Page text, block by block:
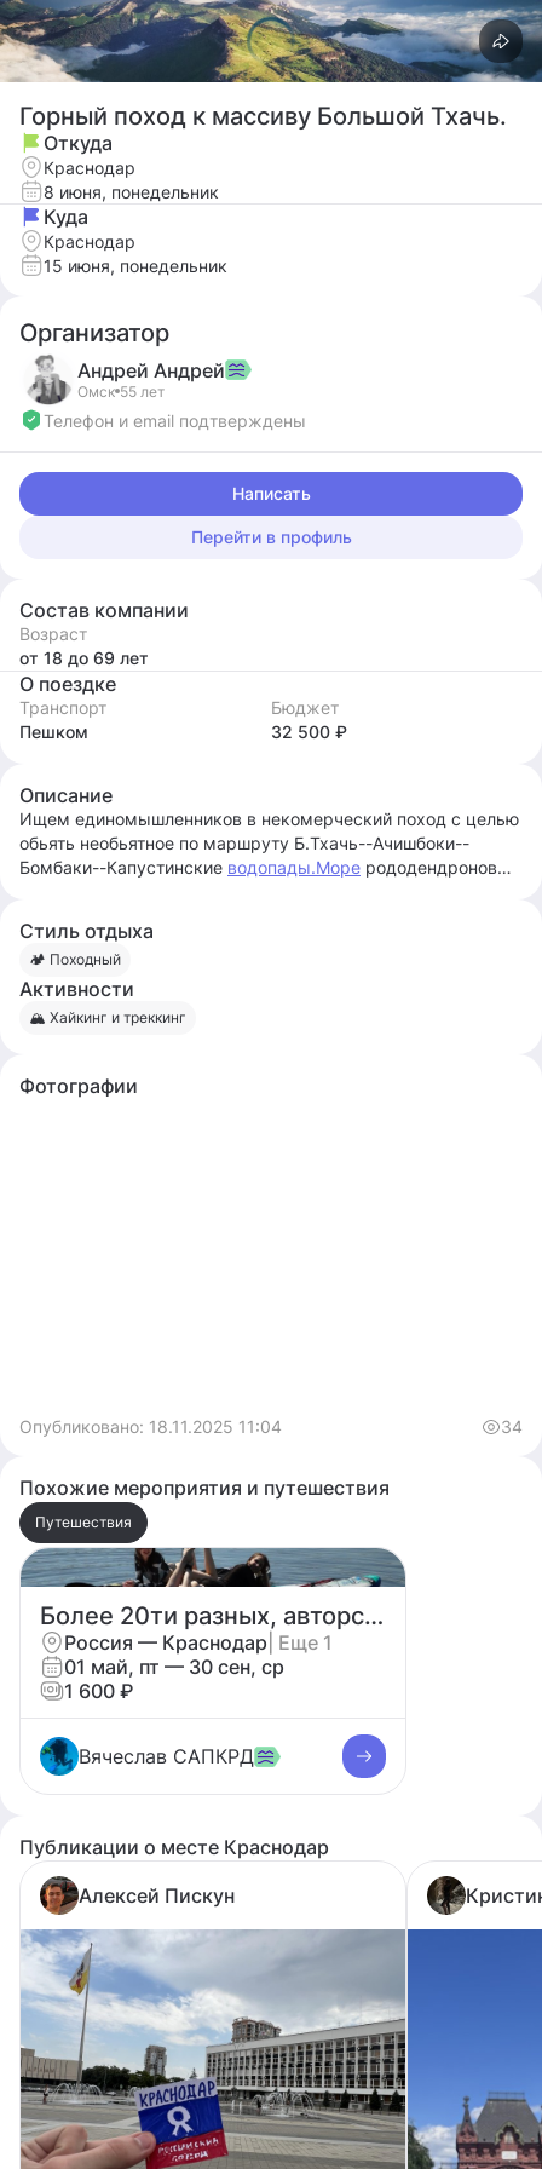
Горный поход к массиву Большой Тхачь.
Откуда
Краснодар
8 июня, понедельник
Куда
Краснодар
15 июня, понедельник
Организатор
Андрей Андрей
Омск 55 лет
Телефон и email подтверждены
Написать
Перейти в профиль
Состав компании
Возраст
от 18 до 69 лет
О поездке
Транспорт
Пешком
Бюджет
32 500 ₽
Описание
Ищем единомышленников в некомерческий поход с целью
обьять необьятное по маршруту Б.Тхачь--Ачишбоки--
Бомбаки--Капустинские водопады.Море рододендронов
ь.Вопросыруководителю похода
10или координатору
Стиль отдыха
🏕 Походный
Активности
🏔 Хайкинг и треккинг
Фотографии
Опубликовано: 18.11.2025 11:04 34
Похожие мероприятия и путешествия
Путешествия
Более 20ти разных, авторских САП маршрутов
Россия — Краснодар | Еще 1
01 май, пт — 30 сен, ср
1 600 ₽
Вячеслав САПКРД
Публикации о месте Краснодар
Алексей Пискун